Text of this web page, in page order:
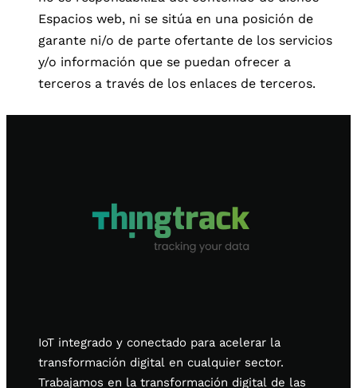
Espacios web, ni se sitúa en una posición de
garante ni/o de parte ofertante de los servicios
y/o información que se puedan ofrecer a
terceros a través de los enlaces de terceros.
IoT integrado y conectado para acelerar la
transformación digital en cualquier sector.
Trabajamos en la transformación digital de las